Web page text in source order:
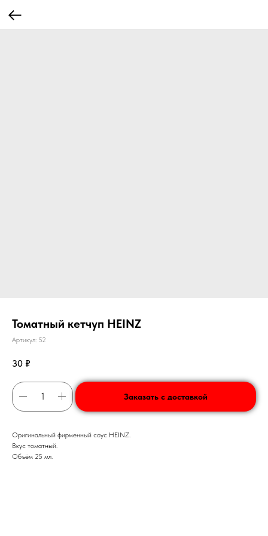
Томатный кетчуп HEINZ
Артикул: 52
30 ₽
Заказать с доставкой
Оригинальный фирменный соус HEINZ.
Вкус томатный.
Объём 25 мл.